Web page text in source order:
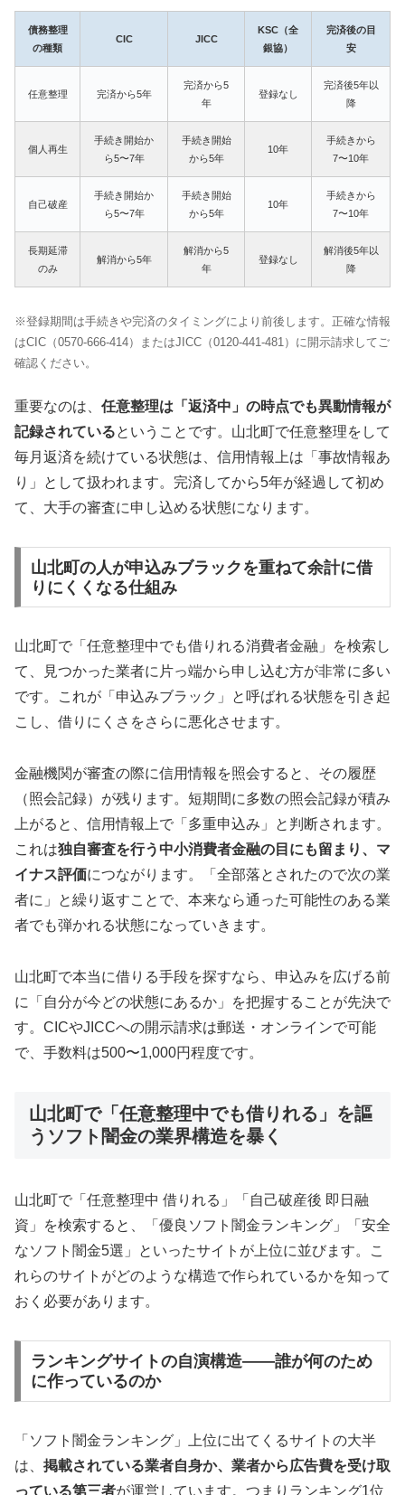
債務整理
の種類
CIC JICC
KSC（全
銀協）
完済後の目
安
任意整理 完済から5年
完済から5
年
登録なし
完済後5年以
降
個人再生
手続き開始か
ら5〜7年
手続き開始
から5年
10年
手続きから
7〜10年
自己破産
手続き開始か
ら5〜7年
手続き開始
から5年
10年
手続きから
7〜10年
長期延滞
のみ
解消から5年
解消から5
年
登録なし
解消後5年以
降
※登録期間は手続きや完済のタイミングにより前後します。正確な情報
はCIC（0570-666-414）またはJICC（0120-441-481）に開示請求してご
確認ください。
重要なのは、 任意整理は「返済中」の時点でも異動情報が
記録されているということです。山北町で任意整理をして
毎月返済を続けている状態は、信用情報上は「事故情報あ
り」として扱われます。完済してから5年が経過して初め
て、大手の審査に申し込める状態になります。
山北町の人が申込みブラックを重ねて余計に借
りにくくなる仕組み
山北町で「任意整理中でも借りれる消費者金融」を検索し
て、見つかった業者に片っ端から申し込む方が非常に多い
です。これが「申込みブラック」と呼ばれる状態を引き起
こし、借りにくさをさらに悪化させます。
金融機関が審査の際に信用情報を照会すると、その履歴
（照会記録）が残ります。短期間に多数の照会記録が積み
上がると、信用情報上で「多重申込み」と判断されます。
これは独自審査を行う中小消費者金融の目にも留まり、マ
イナス評価につながります。「全部落とされたので次の業
者に」と繰り返すことで、本来なら通った可能性のある業
者でも弾かれる状態になっていきます。
山北町で本当に借りる手段を探すなら、申込みを広げる前
に「自分が今どの状態にあるか」を把握することが先決で
す。CICやJICCへの開示請求は郵送・オンラインで可能
で、手数料は500〜1,000円程度です。
山北町で「任意整理中でも借りれる」を謳
うソフト闇金の業界構造を暴く
山北町で「任意整理中 借りれる」「自己破産後 即日融
資」を検索すると、「優良ソフト闇金ランキング」「安全
なソフト闇金5選」といったサイトが上位に並びます。こ
れらのサイトがどのような構造で作られているかを知って
おく必要があります。
ランキングサイトの自演構造——誰が何のため
に作っているのか
「ソフト闇金ランキング」上位に出てくるサイトの大半
は、 掲載されている業者自身か、業者から広告費を受け取
っている第三者が運営しています。つまりランキング1位